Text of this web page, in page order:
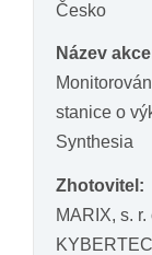
Česko
Název
stanice o
Synthesia
Zhotovitel:
MARIX, s. r.